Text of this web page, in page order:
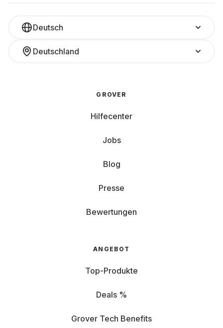
Deutsch
Deutschland
GROVER
Hilfecenter
Jobs
Blog
Presse
Bewertungen
ANGEBOT
Top-Produkte
Deals %
Grover Tech Benefits